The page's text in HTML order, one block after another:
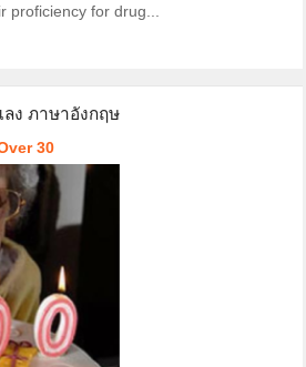
proficiency for drug...
ง ภาษาอังกฤษ
30